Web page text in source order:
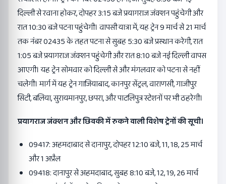
दिल्ली से रवाना होकर, दोपहर 3:15 बजे प्रयागराज जंक्शन पहुंचेगी और
रात 10:30 बजे पटना पहुंचेगी। वापसी यात्रा में, यह ट्रेन 9 मार्च से 21 मार्च
तक नंबर 02435 के तहत पटना से सुबह 5:30 बजे प्रस्थान करेगी, रात
1:05 बजे प्रयागराज जंक्शन पहुंचेगी और रात 8:10 बजे नई दिल्ली वापस
आएगी। यह ट्रेन सोमवार को दिल्ली से और मंगलवार को पटना से नहीं
चलेगी। मार्ग में यह ट्रेन गाजियाबाद, कानपुर सेंट्रल, वाराणसी, गाजीपुर
सिटी, बलिया, सुरायमानपुर, छपरा, और पाटलिपुत्र स्टेशनों पर भी ठहरेगी।
प्रयागराज जंक्शन और छिवकी में रुकने वाली विशेष ट्रेनों की सूची।
09417: अहमदाबाद से दानापुर, दोपहर 12:10 बजे, 11, 18, 25 मार्च
और 1 अप्रैल
09418: दानापुर से अहमदाबाद, सुबह 8:10 बजे, 12, 19, 26 मार्च